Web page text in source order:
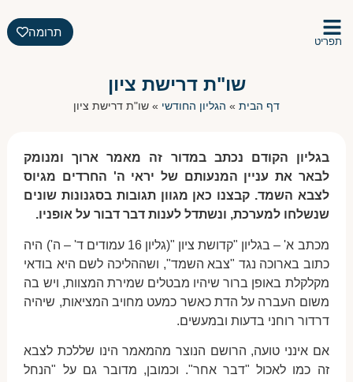
תפריט
תרומה
שו"ת דרישת ציון
דף הבית » הגליון החודשי » שו"ת דרישת ציון
בגליון הקודם נכתב במדור זה מאמר ארוך ומנומק
לבאר את עניין המנעותם של יראי ה' החרדים מגיוס
לצבא השמד. קבצנו כאן מגוון תגובות בסגנונות שונים
שנשלחו למערכת, ונשתדל לענות דבר דבור על אופניו.
מכתב א' – בגליון "קדושת ציון "(גליון 16 עמודים ד' – ה') היה
כתוב בארוכה נגד "צבא השמד", ושההליכה לשם היא בודאי
מקלקלת באופן ברור שיהיו מבטלים שמירת המצוות, ויש בה
משום העברה על הדת כאשר כמעט מחויב המציאות, שיהיה
דרדור רוחני בדעות ובמעשים.
אם אינני טועה, הרושם הנוצר מהמאמר הינו שללכת לצבא
זה כמו לאכול "דבר אחר". וכמובן, מדובר גם על "הנחל